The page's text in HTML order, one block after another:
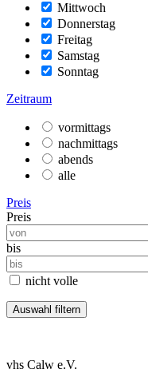
Mittwoch
Donnerstag
Freitag
Samstag
Sonntag
Zeitraum
vormittags
nachmittags
abends
alle
Preis
Preis
bis
nicht volle
vhs Calw e.V.